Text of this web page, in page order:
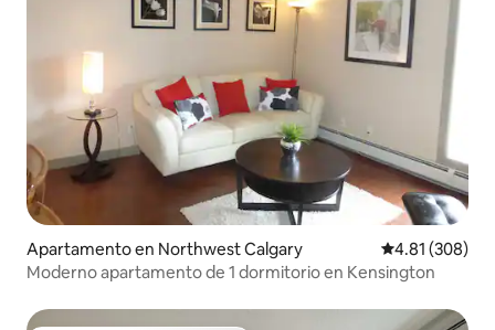
Apartamento en Northwest Calgary Calificación
4.81 (308)
Moderno apartamento de 1 dormitorio en Kensington